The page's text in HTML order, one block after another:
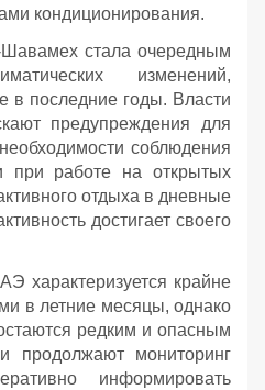
кондиционирования.
стала очередным
изменений,
в последние годы. Власти
предупреждения для
соблюдения
при работе на открытых
отдыха в дневные
достигает своего
характеризуется крайне
в летние месяцы, однако
редким и опасным
продолжают мониторинг
информировать